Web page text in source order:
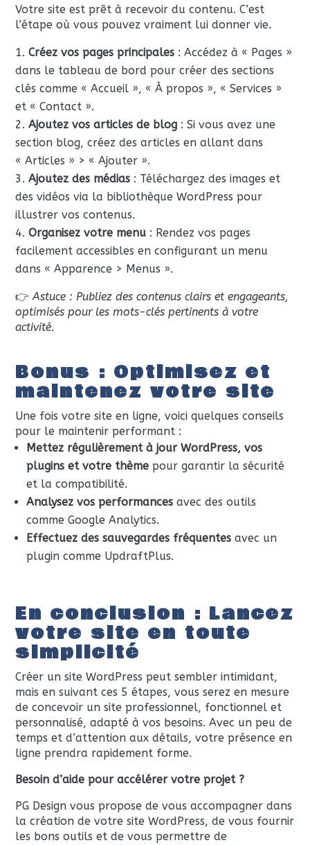
Votre site est prêt à recevoir du contenu. C’est
l’étape où vous pouvez vraiment lui donner vie.
Créez vos pages principales : Accédez à « Pages »
dans le tableau de bord pour créer des sections
clés comme « Accueil », « À propos », « Services »
et « Contact ».
Ajoutez vos articles de blog : Si vous avez une
section blog, créez des articles en allant dans
« Articles » > « Ajouter ».
Ajoutez des médias : Téléchargez des images et
des vidéos via la bibliothèque WordPress pour
illustrer vos contenus.
Organisez votre menu : Rendez vos pages
facilement accessibles en configurant un menu
dans « Apparence > Menus ».
👉Astuce : Publiez des contenus clairs et engageants,
optimisés pour les mots-clés pertinents à votre
activité.
Bonus : Optimisez et
maintenez votre site
Une fois votre site en ligne, voici quelques conseils
pour le maintenir performant :
Mettez régulièrement à jour WordPress, vos
plugins et votre thème pour garantir la sécurité
et la compatibilité.
Analysez vos performances avec des outils
comme Google Analytics.
Effectuez des sauvegardes fréquentes avec un
plugin comme UpdraftPlus.
En conclusion : Lancez
votre site en toute
simplicité
Créer un site WordPress peut sembler intimidant,
mais en suivant ces 5 étapes, vous serez en mesure
de concevoir un site professionnel, fonctionnel et
personnalisé, adapté à vos besoins. Avec un peu de
temps et d’attention aux détails, votre présence en
ligne prendra rapidement forme.
Besoin d’aide pour accélérer votre projet ?
PG Design vous propose de vous accompagner dans
la création de votre site WordPress, de vous fournir
les bons outils et de vous permettre de